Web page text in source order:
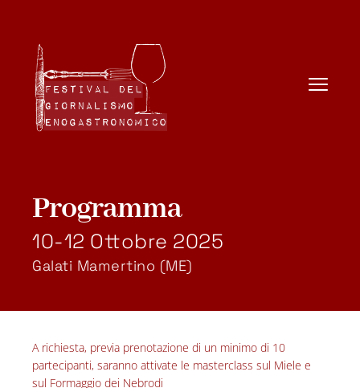
Programma
10-12 Ottobre 2025
Galati Mamertino (ME)
A richiesta, previa prenotazione di un minimo di 10
partecipanti, saranno attivate le masterclass sul Miele e
sul Formaggio dei Nebrodi